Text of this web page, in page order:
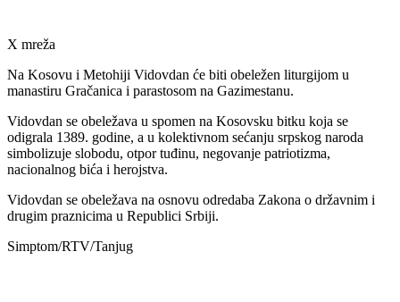
X mreža
Na Kosovu i Metohiji Vidovdan će biti obeležen liturgijom u
manastiru Gračanica i parastosom na Gazimestanu.
Vidovdan se obeležava u spomen na Kosovsku bitku koja se
odigrala 1389. godine, a u kolektivnom sećanju srpskog naroda
simbolizuje slobodu, otpor tuđinu, negovanje patriotizma,
nacionalnog bića i herojstva.
Vidovdan se obeležava na osnovu odredaba Zakona o državnim i
drugim praznicima u Republici Srbiji.
Simptom/RTV/Tanjug